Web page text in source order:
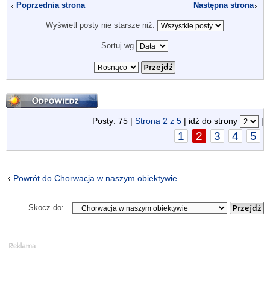
Poprzednia strona Następna strona
Wyświetl posty nie starsze niż:
Sortuj wg
Odpowiedz
Posty: 75 | Strona 2 z 5 | idź do strony |
1 2 3 4 5
Powrót do Chorwacja w naszym obiektywie
Skocz do: